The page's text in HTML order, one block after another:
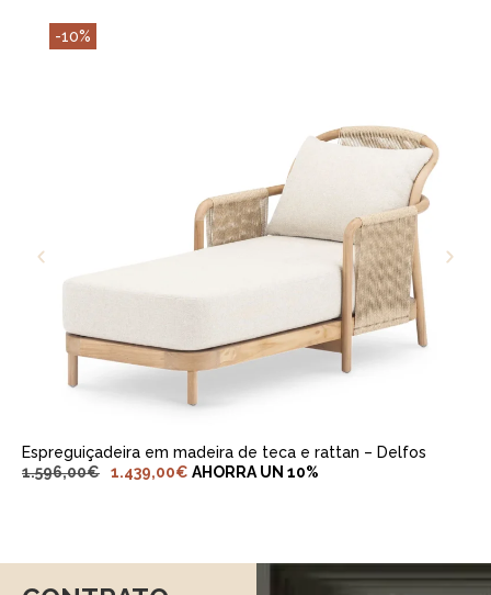
-10%
ADICIONAR AO CARRINHO
Espreguiçadeira em madeira de teca e rattan – Delfos
1.596,00€ 1.439,00€ AHORRA UN 10%